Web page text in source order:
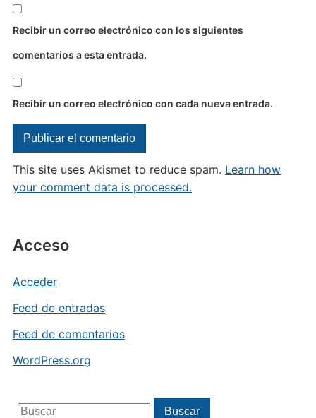
Acceso
Acceder
Feed de entradas
Feed de comentarios
WordPress.org
Buscar: Buscar
Recibir un correo electrónico con los siguientes
comentarios a esta entrada.
Recibir un correo electrónico con cada nueva entrada.
This site uses Akismet to reduce spam. Learn how
your comment data is processed.